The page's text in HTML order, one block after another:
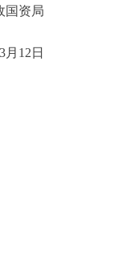
资局
12日